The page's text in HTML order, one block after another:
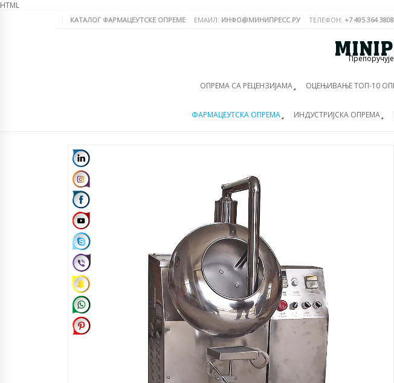
HTML
КАТАЛОГ ФАРМАЦЕУТСКЕ ОПРЕМЕ ЕМАИЛ: ИНФО@МИНИПРЕСС.РУ ТЕЛЕФОН: +7 495 364 3808
ОПРЕМА СА РЕЦЕНЗИЈАМА ОЦЕЊИВАЊЕ ТОП-10
ФАРМАЦЕУТСКА ОПРЕМА ИНДУСТРИЈСКА ОПРЕМА